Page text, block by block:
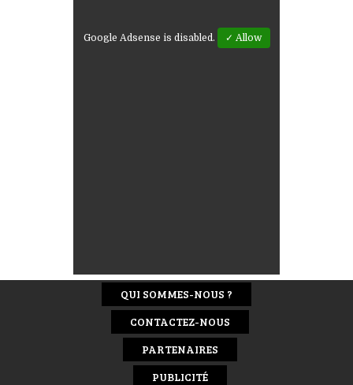
Google Adsense is disabled. ✓ Allow
QUI SOMMES-NOUS ?
CONTACTEZ-NOUS
PARTENAIRES
PUBLICITÉ